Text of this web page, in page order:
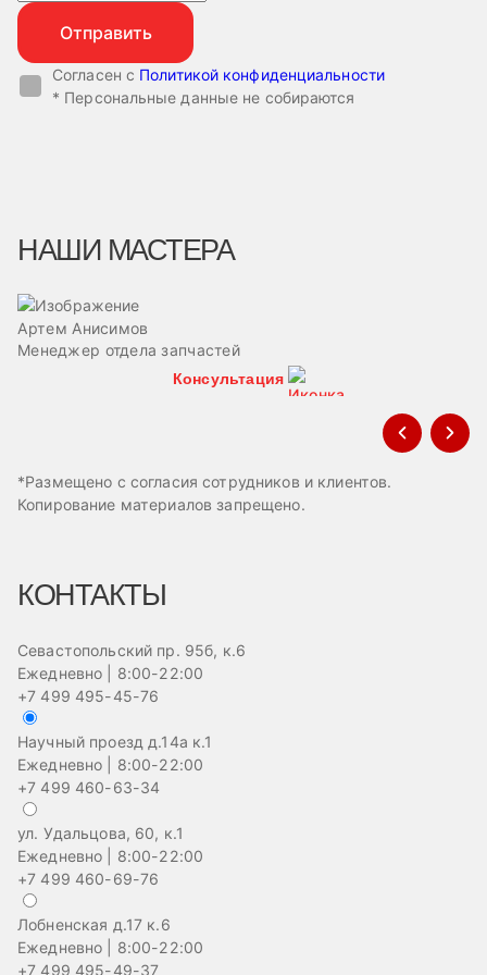
Согласен с Политикой конфиденциальности
* Персональные данные не собираются
НАШИ МАСТЕРА
Артем Анисимов
Менеджер отдела запчастей
Консультация
*Размещено с согласия сотрудников и клиентов.
Копирование материалов запрещено.
КОНТАКТЫ
Севастопольский пр. 95б, к.6
Ежедневно | 8:00-22:00
+7 499 495-45-76
Научный проезд д.14а к.1
Ежедневно | 8:00-22:00
+7 499 460-63-34
ул. Удальцова, 60, к.1
Ежедневно | 8:00-22:00
+7 499 460-69-76
Лобненская д.17 к.6
Ежедневно | 8:00-22:00
+7 499 495-49-37